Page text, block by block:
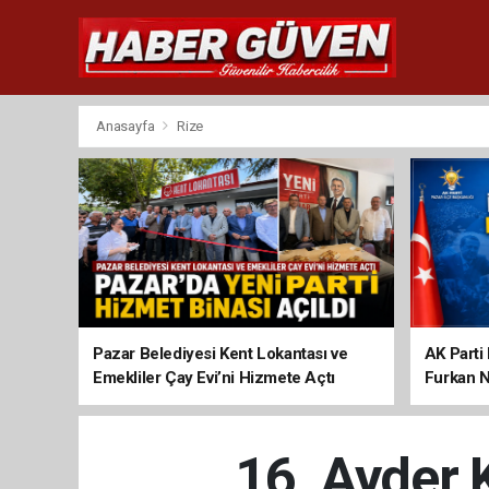
Anasayfa Rize
Pazar Belediyesi Kent Lokantası ve
Emekliler Çay Evi’ni Hizmete Açtı
AK Parti
Furkan